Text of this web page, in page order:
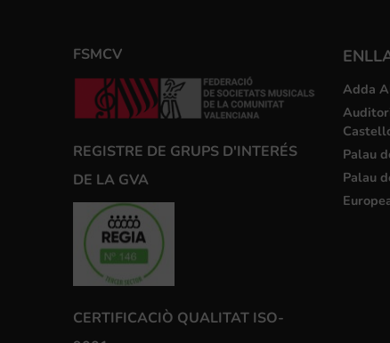
FSMCV
REGISTRE DE GRUPS D'INTERÉS
DE LA GVA
CERTIFICACIÒ QUALITAT ISO-
Adda
Palau
Palau